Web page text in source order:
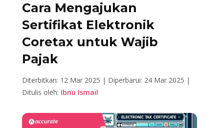
Cara Mengajukan
Sertifikat Elektronik
Coretax untuk Wajib
Pajak
Diterbitkan: 12 Mar 2025 | Diperbarui: 24 Mar 2025 |
Ditulis oleh: Ibnu Ismail